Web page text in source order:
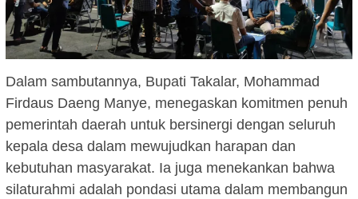
Dalam sambutannya, Bupati Takalar, Mohammad
Firdaus Daeng Manye, menegaskan komitmen penuh
pemerintah daerah untuk bersinergi dengan seluruh
kepala desa dalam mewujudkan harapan dan
kebutuhan masyarakat. Ia juga menekankan bahwa
silaturahmi adalah pondasi utama dalam membangun